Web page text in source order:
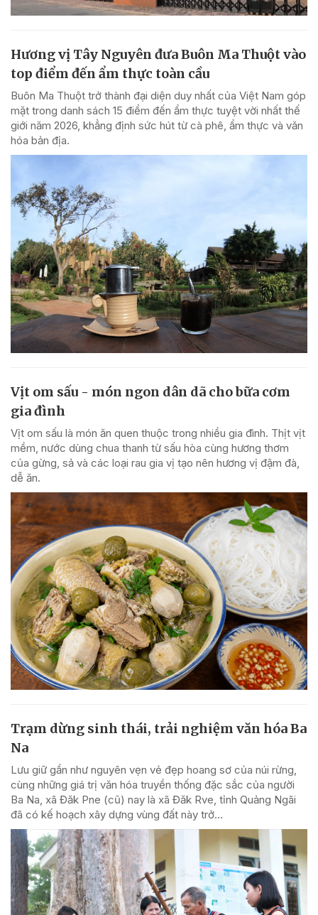
Hương vị Tây Nguyên đưa Buôn Ma Thuột vào
top điểm đến ẩm thực toàn cầu
Buôn Ma Thuột trở thành đại diện duy nhất của Việt Nam góp
mặt trong danh sách 15 điểm đến ẩm thực tuyệt vời nhất thế
giới năm 2026, khẳng định sức hút từ cà phê, ẩm thực và văn
hóa bản địa.
Vịt om sấu - món ngon dân dã cho bữa cơm
gia đình
Vịt om sấu là món ăn quen thuộc trong nhiều gia đình. Thịt vịt
mềm, nước dùng chua thanh từ sấu hòa cùng hương thơm
của gừng, sả và các loại rau gia vị tạo nên hương vị đậm đà,
dễ ăn.
Trạm dừng sinh thái, trải nghiệm văn hóa Ba
Na
Lưu giữ gần như nguyên vẹn vẻ đẹp hoang sơ của núi rừng,
cùng những giá trị văn hóa truyền thống đặc sắc của người
Ba Na, xã Đăk Pne (cũ) nay là xã Đăk Rve, tỉnh Quảng Ngãi
đã có kế hoạch xây dựng vùng đất này trở...